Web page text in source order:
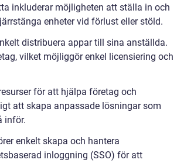
inkluderar möjligheten att ställa in och
enheter vid förlust eller stöld.
distribuera appar till sina anställda.
vilket möjliggör enkel licensiering och
för att hjälpa företag och
att skapa anpassade lösningar som
inför.
enkelt skapa och hantera
inloggning (SSO) för att